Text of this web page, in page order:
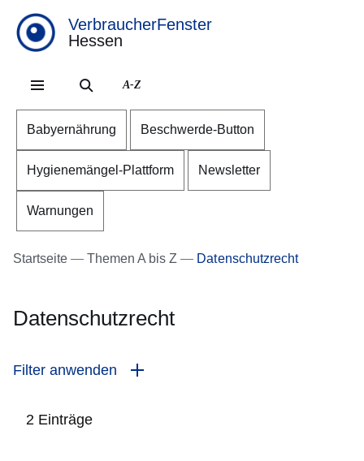
VerbraucherFenster
Hessen
A-Z
Babyernährung Beschwerde-Button
Hygienemängel-Plattform Newsletter
Warnungen
Startseite Themen A bis Z Datenschutzrecht
Datenschutzrecht
Filter anwenden
2 Einträge